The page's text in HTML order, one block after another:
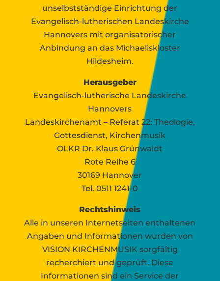
unselbstständige Einrichtung der
Evangelisch-lutherischen Landeskirche
Hannovers mit organisatorischer
Anbindung an das Michaeliskloster
Hildesheim.
Herausgeber
Evangelisch-lutherische Landeskirche
Hannovers
Landeskirchenamt – Referat 22: Theologie,
Gottesdienst, Kirchenmusik
OLKR Dr. Klaus Grünwaldt
Rote Reihe 6
30169 Hannover
Tel. 0511 1241-0
Rechtshinweis
Alle in unseren Internetseiten enthaltenen
Angaben und Informationen wurden von
VISION KIRCHENMUSIK sorgfältig
recherchiert und geprüft. Diese
Informationen sind ein Service der